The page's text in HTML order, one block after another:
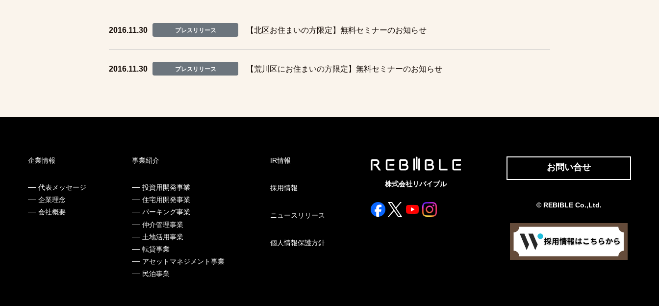
2016.11.30 プレスリリース 【北区お住まいの方限定】無料セミナーのお知らせ
2016.11.30 プレスリリース 【荒川区にお住まいの方限定】無料セミナーのお知らせ
企業情報
代表メッセージ
企業理念
会社概要
事業紹介
投資用開発事業
住宅用開発事業
パーキング事業
仲介管理事業
土地活用事業
転貸事業
アセットマネジメント事業
民泊事業
IR情報
採用情報
ニュースリリース
個人情報保護方針
株式会社リバイブル
お問い合せ
© REBIBLE Co.,Ltd.